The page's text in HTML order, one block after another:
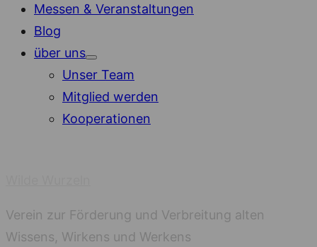
Messen & Veranstaltungen
Blog
über uns
Show
sub
menu
Unser Team
Mitglied werden
Kooperationen
Verein zur Förderung und Verbreitung alten
Wissens, Wirkens und Werkens